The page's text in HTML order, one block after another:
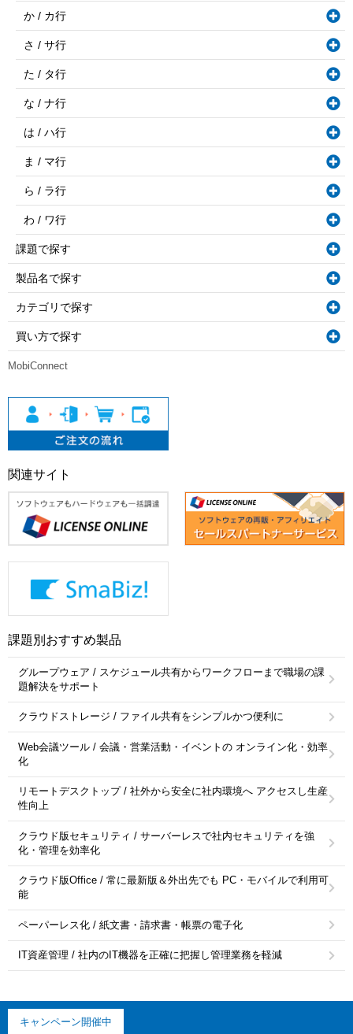
か / カ行
さ / サ行
た / タ行
な / ナ行
は / ハ行
ま / マ行
ら / ラ行
わ / ワ行
課題で探す
製品名で探す
カテゴリで探す
買い方で探す
MobiConnect
関連サイト
課題別おすすめ製品
グループウェア / スケジュール共有からワークフローまで職場の課
題解決をサポート
クラウドストレージ / ファイル共有をシンプルかつ便利に
Web会議ツール / 会議・営業活動・イベントの オンライン化・効率
化
リモートデスクトップ / 社外から安全に社内環境へ アクセスし生産
性向上
クラウド版セキュリティ / サーバーレスで社内セキュリティを強
化・管理を効率化
クラウド版Office / 常に最新版＆外出先でも PC・モバイルで利用可
能
ペーパーレス化 / 紙文書・請求書・帳票の電子化
IT資産管理 / 社内のIT機器を正確に把握し管理業務を軽減
キャンペーン開催中